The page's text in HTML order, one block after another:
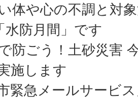
体や心の不調と対
水防月間」です
防ごう！土砂災害
施します
市緊急メールサービ